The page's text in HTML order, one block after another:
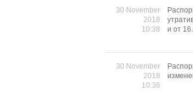
30 November
2018
10:38
и от
30 November
2018
10:36